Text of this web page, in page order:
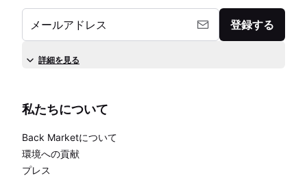
メールアドレス 登録する
詳細を見る
私たちについて
Back Marketについて
環境への貢献
プレス